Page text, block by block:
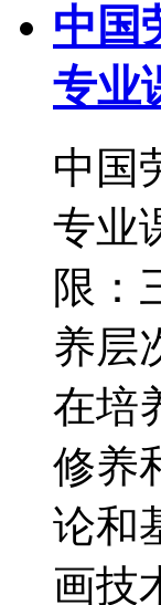
中国
专业
中国
专业
限：
养层
在培
修养
论和
画技